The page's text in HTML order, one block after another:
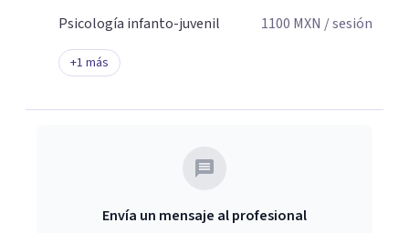
Psicología infanto-juvenil
1100 MXN / sesión
+1 más
Envía un mensaje al profesional